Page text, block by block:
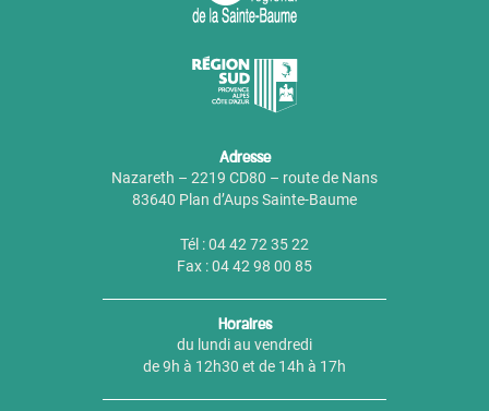
Adresse
Nazareth – 2219 CD80 – route de Nans
83640 Plan d’Aups Sainte-Baume
Tél : 04 42 72 35 22
Fax : 04 42 98 00 85
Horaires
du lundi au vendredi
de 9h à 12h30 et de 14h à 17h